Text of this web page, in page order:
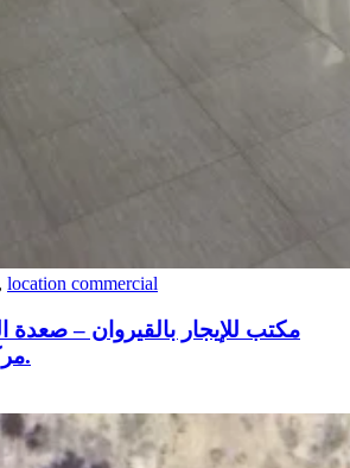
, location commercial
مكتب للإيجار بالقيروان –
مركز شرطة الجردة.